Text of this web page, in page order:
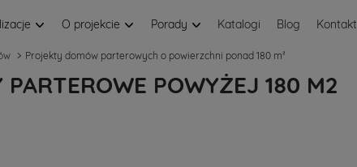
O projekcie Porady Katalogi Blog Kontakt
Projekty domów parterowych o powierzchni ponad 180 m²
PARTEROWE POWYŻEJ 180 M2